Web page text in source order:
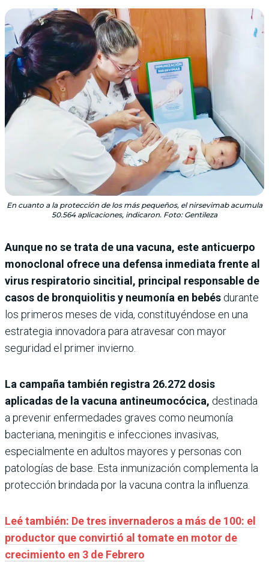
En cuanto a la protección de los más pequeños, el nirsevimab acumula
50.564 aplicaciones, indicaron. Foto: Gentileza
Aunque no se trata de una vacuna, este anticuerpo
monoclonal ofrece una defensa inmediata frente al
virus respiratorio sincitial, principal responsable de
casos de bronquiolitis y neumonía en bebés durante
los primeros meses de vida, constituyéndose en una
estrategia innovadora para atravesar con mayor
seguridad el primer invierno.
La campaña también registra 26.272 dosis
aplicadas de la vacuna antineumocócica, destinada
a prevenir enfermedades graves como neumonía
bacteriana, meningitis e infecciones invasivas,
especialmente en adultos mayores y personas con
patologías de base. Esta inmunización complementa la
protección brindada por la vacuna contra la influenza.
Leé también: De tres invernaderos a más de 100: el
productor que convirtió al tomate en motor de
crecimiento en 3 de Febrero